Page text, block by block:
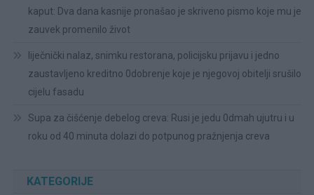
kaput: Dva dana kasnije pronašao je skriveno pismo koje mu je
zauvek promenilo život
liječnički nalaz, snimku restorana, policijsku prijavu i jedno
zaustavljeno kreditno 0dobrenje koje je njegovoj obitelji srušilo
cijelu fasadu
Supa za čišćenje debelog creva: Rusi je jedu 0dmah ujutru i u
roku od 40 minuta dolazi do potpunog pražnjenja creva
KATEGORIJE